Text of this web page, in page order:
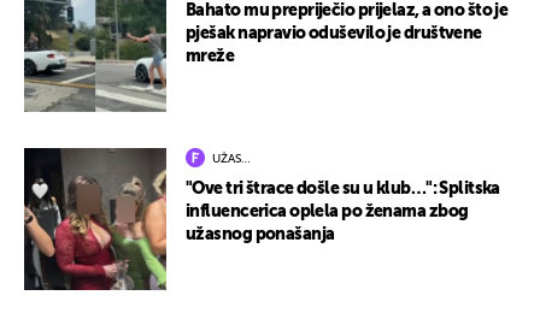
Bahato mu prepriječio prijelaz, a ono što je
pješak napravio oduševilo je društvene
mreže
UŽAS…
"Ove tri štrace došle su u klub…": Splitska
influencerica oplela po ženama zbog
užasnog ponašanja